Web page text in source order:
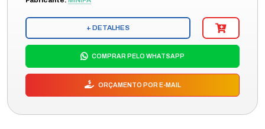
+ DETALHES
COMPRAR PELO WHATSAPP
ORÇAMENTO POR E-MAIL